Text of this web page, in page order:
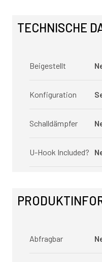
TECHNISCHE
Beigestellt
Konfiguration
Schalldämpfer
U-Hook Included?
Abfragbar